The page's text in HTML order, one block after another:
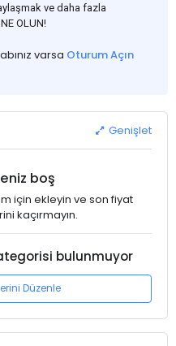
ve daha fazla
OLUN!
varsa Oturum Açın
Genişlet
boş
için ekleyin ve son fiyat
kaçırmayın.
bulunmuyor
Düzenle